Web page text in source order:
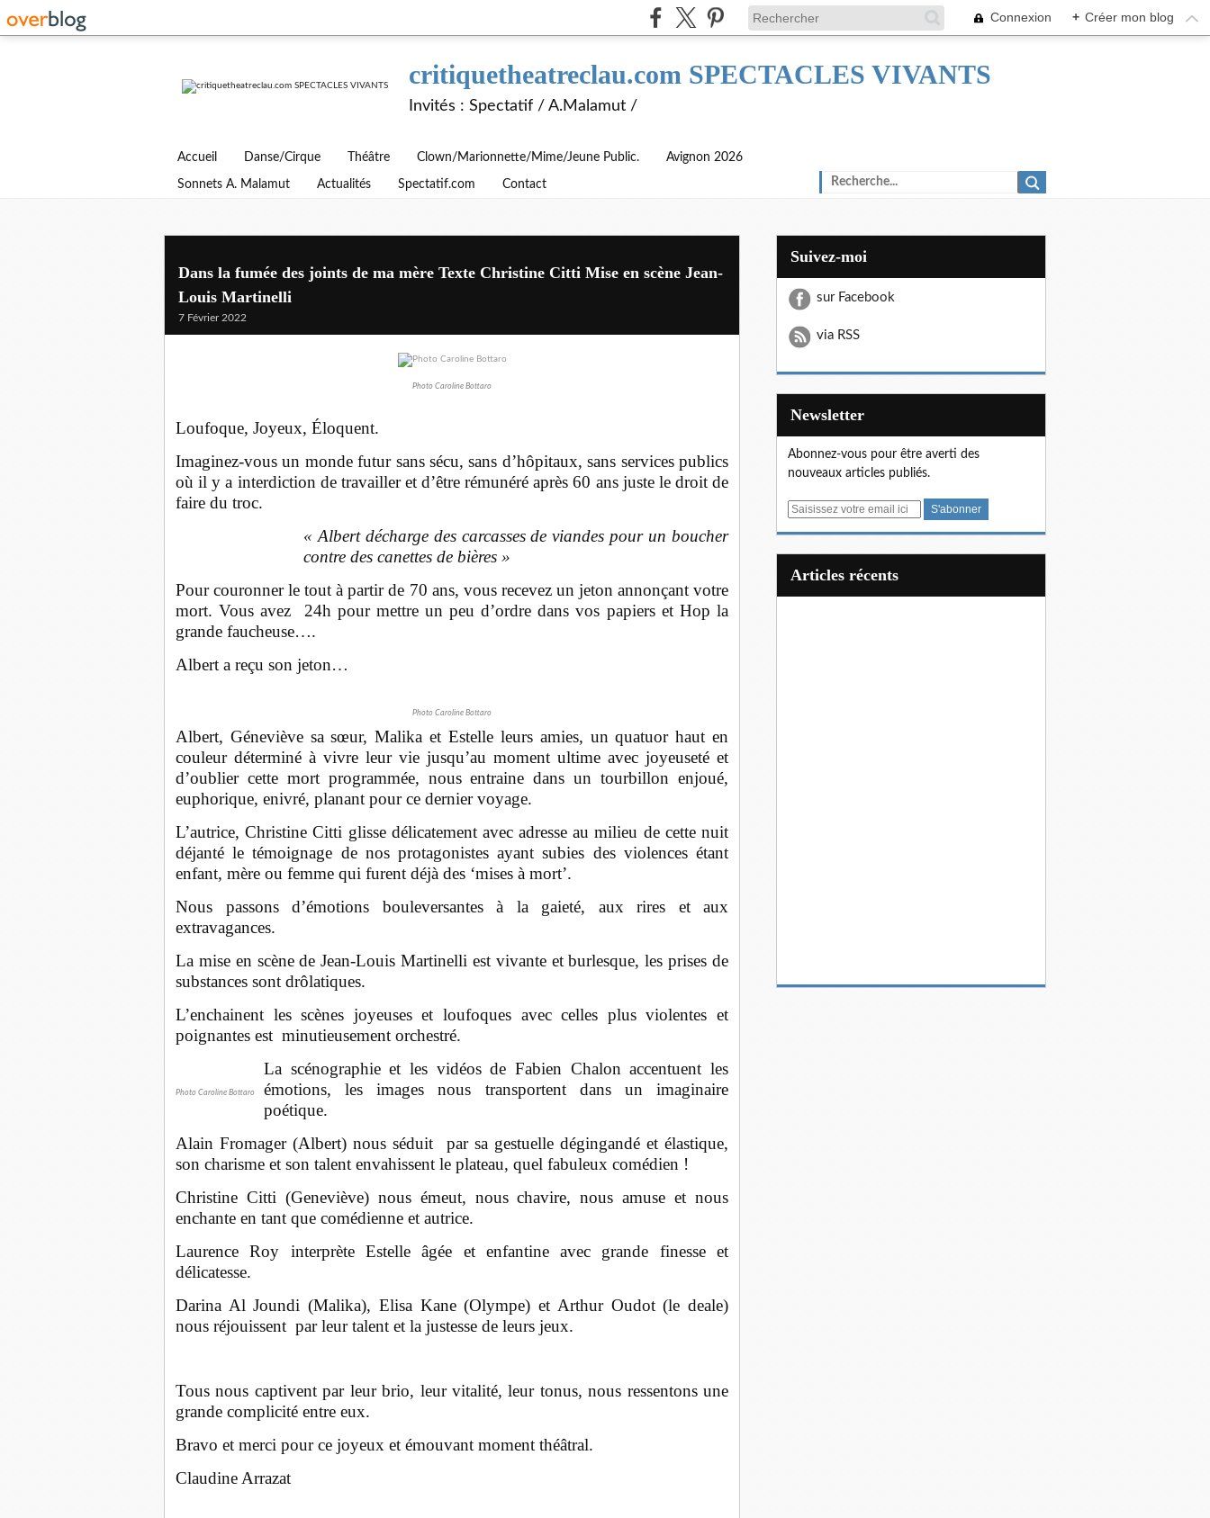
Connexion + Créer mon blog
critiquetheatreclau.com SPECTACLES VIVANTS
Invités : Spectatif / A.Malamut /
Accueil Danse/Cirque Théâtre Clown/Marionnette/Mime/Jeune Public. Avignon 2026
Sonnets A. Malamut Actualités Spectatif.com Contact
Dans la fumée des joints de ma mère Texte Christine Citti Mise en scène Jean-
Louis Martinelli
7 Février 2022
Photo Caroline Bottaro
Loufoque, Joyeux, Éloquent.
Imaginez-vous un monde futur sans sécu, sans d’hôpitaux, sans services publics
où il y a interdiction de travailler et d’être rémunéré après 60 ans juste le droit de
faire du troc.
« Albert décharge des carcasses de viandes pour un boucher
contre des canettes de bières »
Pour couronner le tout à partir de 70 ans, vous recevez un jeton annonçant votre
mort. Vous avez 24h pour mettre un peu d’ordre dans vos papiers et Hop la
grande faucheuse….
Albert a reçu son jeton…
Photo Caroline Bottaro
Albert, Géneviève sa sœur, Malika et Estelle leurs amies, un quatuor haut en
couleur déterminé à vivre leur vie jusqu’au moment ultime avec joyeuseté et
d’oublier cette mort programmée, nous entraine dans un tourbillon enjoué,
euphorique, enivré, planant pour ce dernier voyage.
L’autrice, Christine Citti glisse délicatement avec adresse au milieu de cette nuit
déjanté le témoignage de nos protagonistes ayant subies des violences étant
enfant, mère ou femme qui furent déjà des ‘mises à mort’.
Nous passons d’émotions bouleversantes à la gaieté, aux rires et aux
extravagances.
La mise en scène de Jean-Louis Martinelli est vivante et burlesque, les prises de
substances sont drôlatiques.
L’enchainent les scènes joyeuses et loufoques avec celles plus violentes et
poignantes est minutieusement orchestré.
Photo Caroline Bottaro
La scénographie et les vidéos de Fabien Chalon accentuent les
émotions, les images nous transportent dans un imaginaire
poétique.
Alain Fromager (Albert) nous séduit par sa gestuelle dégingandé et élastique,
son charisme et son talent envahissent le plateau, quel fabuleux comédien !
Christine Citti (Geneviève) nous émeut, nous chavire, nous amuse et nous
enchante en tant que comédienne et autrice.
Laurence Roy interprète Estelle âgée et enfantine avec grande finesse et
délicatesse.
Darina Al Joundi (Malika), Elisa Kane (Olympe) et Arthur Oudot (le deale)
nous réjouissent par leur talent et la justesse de leurs jeux.
Tous nous captivent par leur brio, leur vitalité, leur tonus, nous ressentons une
grande complicité entre eux.
Bravo et merci pour ce joyeux et émouvant moment théâtral.
Claudine Arrazat
Suivez-moi
sur Facebook
via RSS
Newsletter
Abonnez-vous pour être averti des
nouveaux articles publiés.
E
articles récents